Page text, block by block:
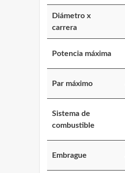
Diámetro x
carrera
Potencia máxima
Par máximo
Sistema de
combustible
Embrague